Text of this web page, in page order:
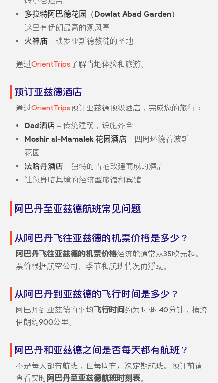
多拉特阿巴德花园（Dowlat Abad Garden）
–
这里有伊朗最高的观风亭
火神庙– 琐罗亚斯德教徒的圣地
通过OrientTrips了解当地体验和旅游。
预订亚兹德酒店
通过OrientTrips预订亚兹德顶级酒店，完成您的旅行：
Dad酒店– 传统建筑，设施齐全
Moshir al-Mamalek 花园酒店– 四周环绕着波斯
花园
法哈丹酒店– 独特的古宅改建而成的酒店
让您身临其境的经济型旅馆和宾馆
阿巴丹至亚兹德航班常见问题
从阿巴丹飞往亚兹德的机票价格是多少？
阿巴丹飞往亚兹德的机票价格经济舱通常从35欧元起。
票价根据航空公司、季节和航班情况而浮动。
从阿巴丹到亚兹德的飞行时间是多少？
阿巴丹到亚兹德的平均飞行时间 约为1小时40分钟，横跨
伊朗约900公里。
阿巴丹和亚兹德之间是否每天都有航班？
不是每天都有航班，但每周有几次定期航班。预订前请
查看实时 阿巴丹至亚兹德航班时刻表。